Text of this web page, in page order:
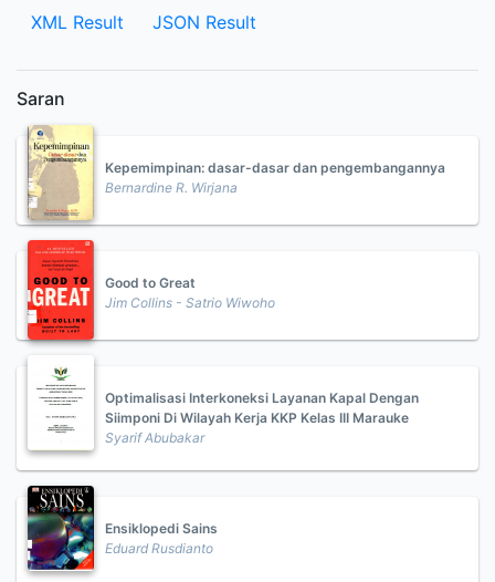
XML Result JSON Result
Saran
Kepemimpinan: dasar-dasar dan pengembangannya
Bernardine R. Wirjana
Good to Great
Jim Collins - Satrio Wiwoho
Optimalisasi Interkoneksi Layanan Kapal Dengan
Siimponi Di Wilayah Kerja KKP Kelas III Marauke
Syarif Abubakar
Ensiklopedi Sains
Eduard Rusdianto